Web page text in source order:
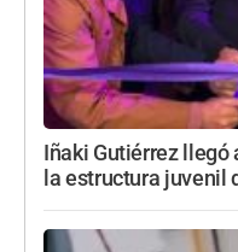
Iñaki Gutiérrez llegó
la estructura juvenil